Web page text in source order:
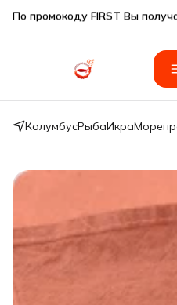
Подарки SeaFoodGood от 2
🔥 3%
КолумбусРыбаИкра